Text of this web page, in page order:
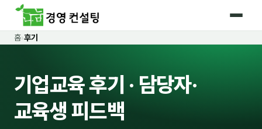
홈
커리큘럼
🛡️ 법정 의무교육 4종
🤖 AI · IT 교육
홈›후기
기업교육 후기 · 담당자·
교육생 피드백